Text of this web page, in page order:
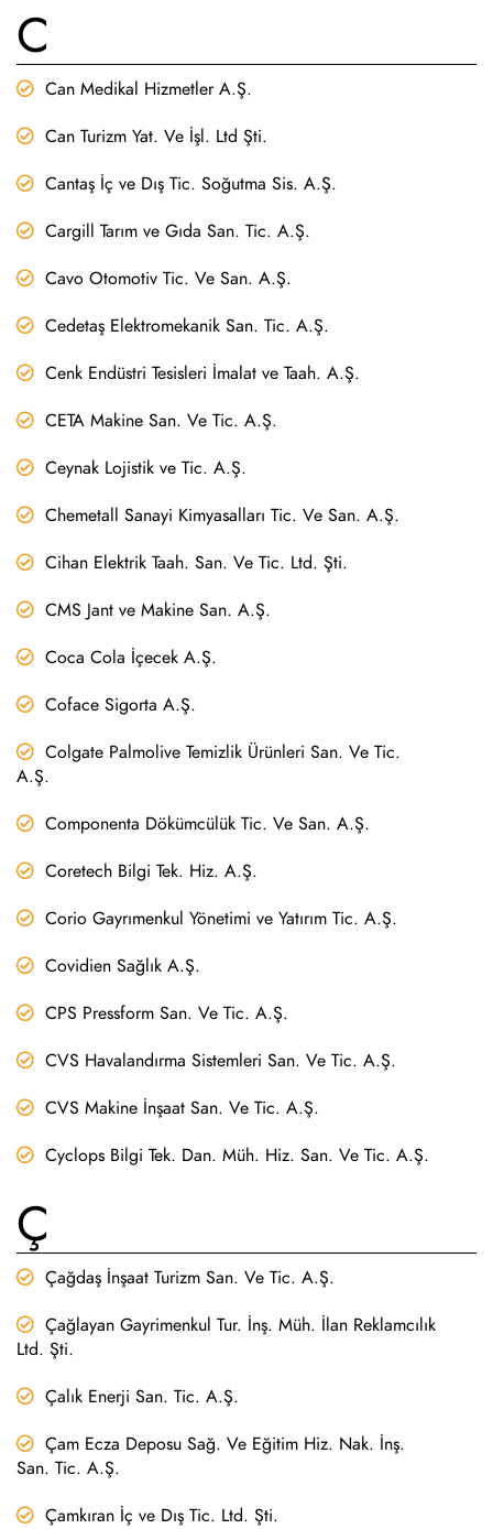
C
Can Medikal Hizmetler A.Ş.
Can Turizm Yat. Ve İşl. Ltd Şti.
Cantaş İç ve Dış Tic. Soğutma Sis. A.Ş.
Cargill Tarım ve Gıda San. Tic. A.Ş.
Cavo Otomotiv Tic. Ve San. A.Ş.
Cedetaş Elektromekanik San. Tic. A.Ş.
Cenk Endüstri Tesisleri İmalat ve Taah. A.Ş.
CETA Makine San. Ve Tic. A.Ş.
Ceynak Lojistik ve Tic. A.Ş.
Chemetall Sanayi Kimyasalları Tic. Ve San. A.Ş.
Cihan Elektrik Taah. San. Ve Tic. Ltd. Şti.
CMS Jant ve Makine San. A.Ş.
Coca Cola İçecek A.Ş.
Coface Sigorta A.Ş.
Colgate Palmolive Temizlik Ürünleri San. Ve Tic.
A.Ş.
Componenta Dökümcülük Tic. Ve San. A.Ş.
Coretech Bilgi Tek. Hiz. A.Ş.
Corio Gayrımenkul Yönetimi ve Yatırım Tic. A.Ş.
Covidien Sağlık A.Ş.
CPS Pressform San. Ve Tic. A.Ş.
CVS Havalandırma Sistemleri San. Ve Tic. A.Ş.
CVS Makine İnşaat San. Ve Tic. A.Ş.
Cyclops Bilgi Tek. Dan. Müh. Hiz. San. Ve Tic. A.Ş.
Ç
Çağdaş İnşaat Turizm San. Ve Tic. A.Ş.
Çağlayan Gayrimenkul Tur. İnş. Müh. İlan Reklamcılık
Ltd. Şti.
Çalık Enerji San. Tic. A.Ş.
Çam Ecza Deposu Sağ. Ve Eğitim Hiz. Nak. İnş.
San. Tic. A.Ş.
Çamkıran İç ve Dış Tic. Ltd. Şti.